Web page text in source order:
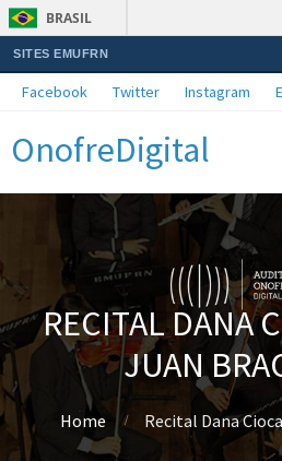
BRASIL
SITES EMUFRN
Facebook Twitter Instagram
OnofreDigital
RECITAL DANA
JUAN
Home Recital Dana